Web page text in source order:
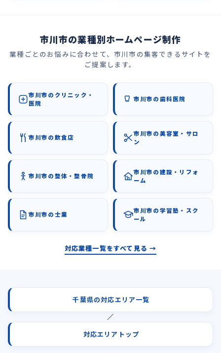
市川市の業種別ホームページ制作
業種ごとのお悩みに合わせて、市川市の集客できるサイトを
ご提案します。
市川市のクリニック・
医院
市川市の歯科医院
市川市の飲食店
市川市の美容室・サロ
ン
市川市の整体・整骨院
市川市の建設・リフォ
ーム
市川市の士業
市川市の学習塾・スク
ール
対応業種一覧をすべて見る →
千葉県の対応エリア一覧
／
対応エリアトップ